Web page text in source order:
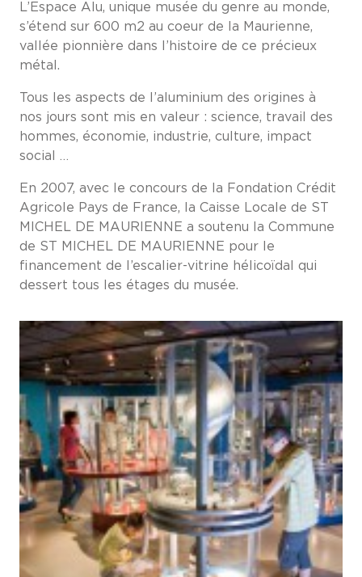
L’Espace Alu, unique musée du genre au monde,
s’étend sur 600 m2 au coeur de la Maurienne,
vallée pionnière dans l’histoire de ce précieux
métal.
Tous les aspects de l’aluminium des origines à
nos jours sont mis en valeur : science, travail des
hommes, économie, industrie, culture, impact
social …
En 2007, avec le concours de la Fondation Crédit
Agricole Pays de France, la Caisse Locale de ST
MICHEL DE MAURIENNE a soutenu la Commune
de ST MICHEL DE MAURIENNE pour le
financement de l’escalier-vitrine hélicoïdal qui
dessert tous les étages du musée.